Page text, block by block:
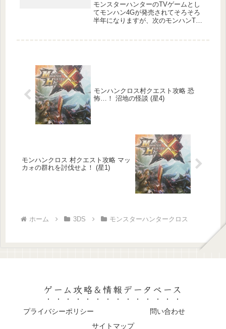
モンスターハンターのTVゲームとし
てモンハン4Gが発売されてそろそろ
半年になりますが、次のモンハンTV
モンハンクロス村クエスト攻略 恐
怖…！ 沼地の怪談 (星4)
モンハンクロス 村クエスト攻略 マッ
カォの群れを討伐せよ！ (星1)
ホーム 3DS モンスターハンタークロス
ゲーム攻略＆情報データベース
プライバシーポリシー
問い合わせ
サイトマップ